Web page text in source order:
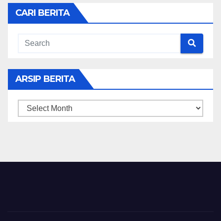
CARI BERITA
ARSIP BERITA
ARSIP